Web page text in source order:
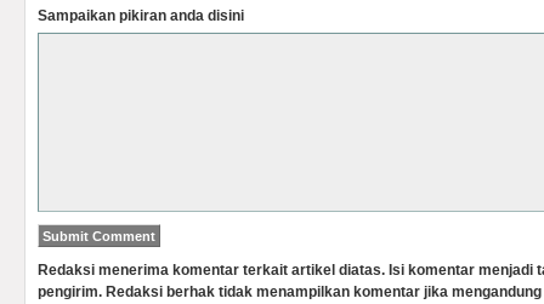
Sampaikan pikiran anda disini
Redaksi menerima komentar terkait artikel diatas. Isi komentar menjadi
pengirim. Redaksi berhak tidak menampilkan komentar jika